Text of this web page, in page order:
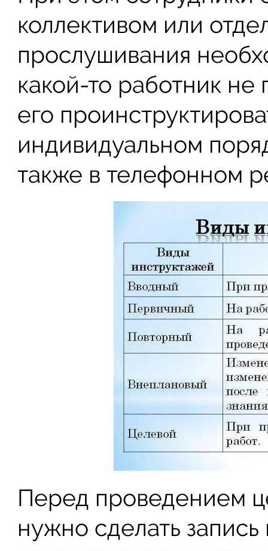
коллективом или
прослушивания
какой-то работник не
его
индивидуальном
также в телефонном
Перед проведением
нужно сделать